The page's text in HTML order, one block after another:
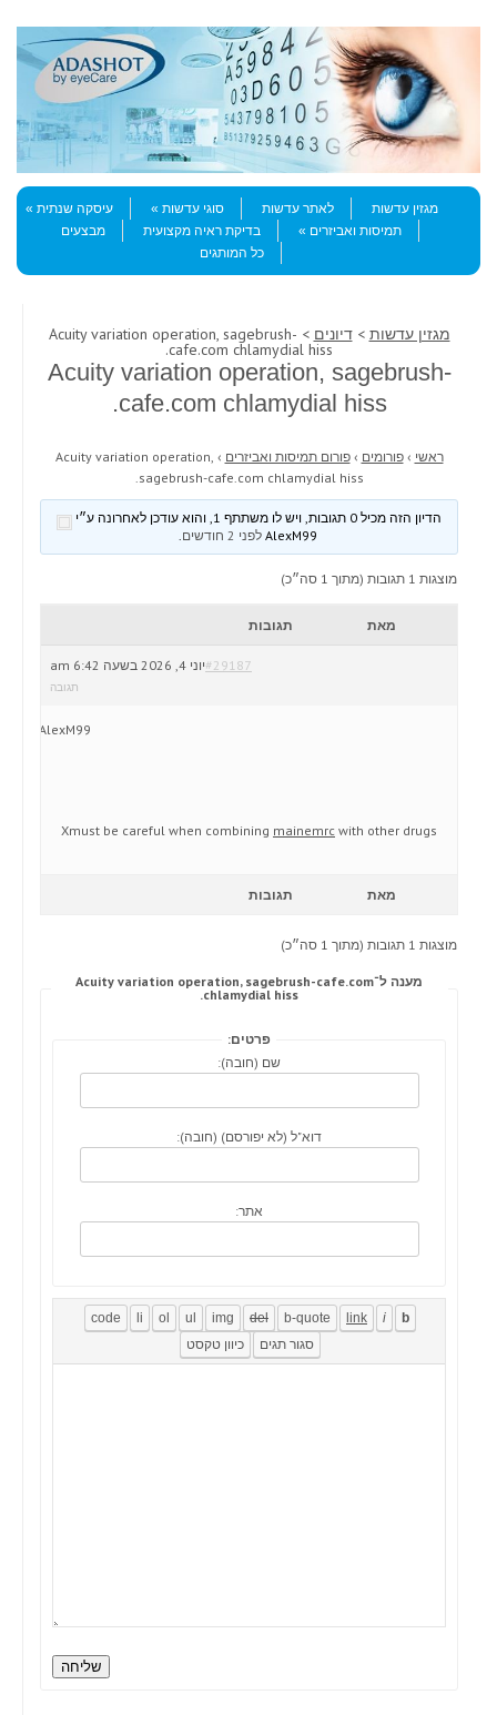
Menu
Skip to content
מגזין עדשות
לאתר עדשות סוגי עדשות
עיסקה שנתית
תמיסות ואביזרים
בדיקת ראיה מקצועית
מבצעים
כל המותגים
מגזין עדשות >דיונים > Acuity variation operation, sagebrush-
cafe.com chlamydial hiss.
Acuity variation operation, sagebrush-
cafe.com chlamydial hiss.
ראשי › פורומים › פורום תמיסות ואביזרים ›
Acuity variation operation,
sagebrush-cafe.com chlamydial hiss.
הדיון הזה מכיל 0 תגובות, ויש לו משתתף 1, והוא עודכן לאחרונה ע״י
לפני 2 חודשים .
מוצגות 1 תגובות (מתוך 1 סה״כ)
מאת תגובות
יוני 4, 2026 בשעה 6:42 am#29187
תגובה
AlexM99
Xmust be careful when combining mainemrc with other drugs
מאת תגובות
מוצגות 1 תגובות (מתוך 1 סה״כ)
מענה ל־Acuity variation operation, sagebrush-cafe.com
chlamydial hiss.
פרטים:
שם (חובה):
דוא"ל (לא יפורסם) (חובה):
אתר:
שליחה